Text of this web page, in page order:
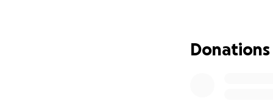
Efeseni 2:10
bune pe care le-
Donations